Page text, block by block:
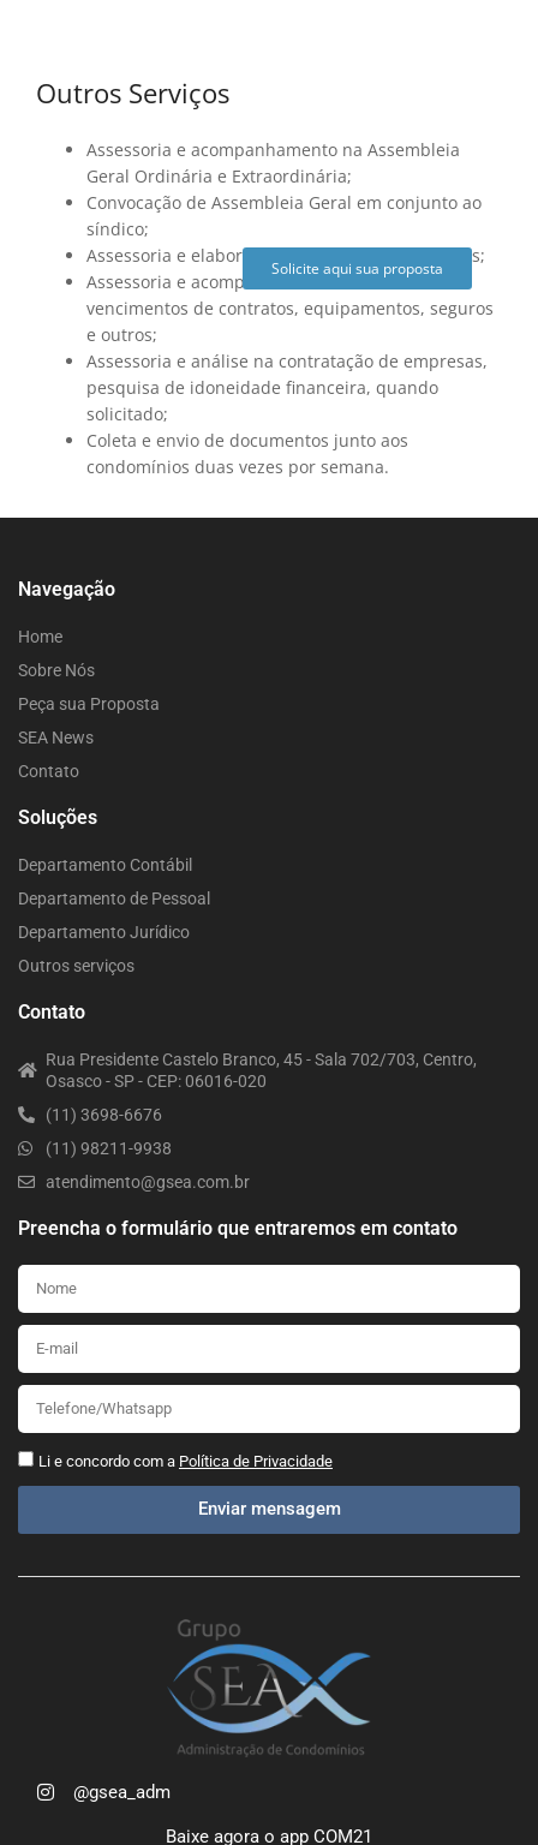
Solicite aqui sua proposta
Outros Serviços
Assessoria e acompanhamento na Assembleia
Geral Ordinária e Extraordinária;
Convocação de Assembleia Geral em conjunto ao
síndico;
Assessoria e elaboração de Atas em Assembleias;
Assessoria e acompanhamento no controle de
vencimentos de contratos, equipamentos, seguros
e outros;
Assessoria e análise na contratação de empresas,
pesquisa de idoneidade financeira, quando
solicitado;
Coleta e envio de documentos junto aos
condomínios duas vezes por semana.
Navegação
Home
Sobre Nós
Peça sua Proposta
SEA News
Contato
Soluções
Departamento Contábil
Departamento de Pessoal
Departamento Jurídico
Outros serviços
Contato
Rua Presidente Castelo Branco, 45 - Sala 702/703, Centro,
Osasco - SP - CEP: 06016-020
(11) 3698-6676
(11) 98211-9938
atendimento@gsea.com.br
Preencha o formulário que entraremos em contato
Li e concordo com a Política de Privacidade
Enviar mensagem
@gsea_adm
Baixe agora o app COM21